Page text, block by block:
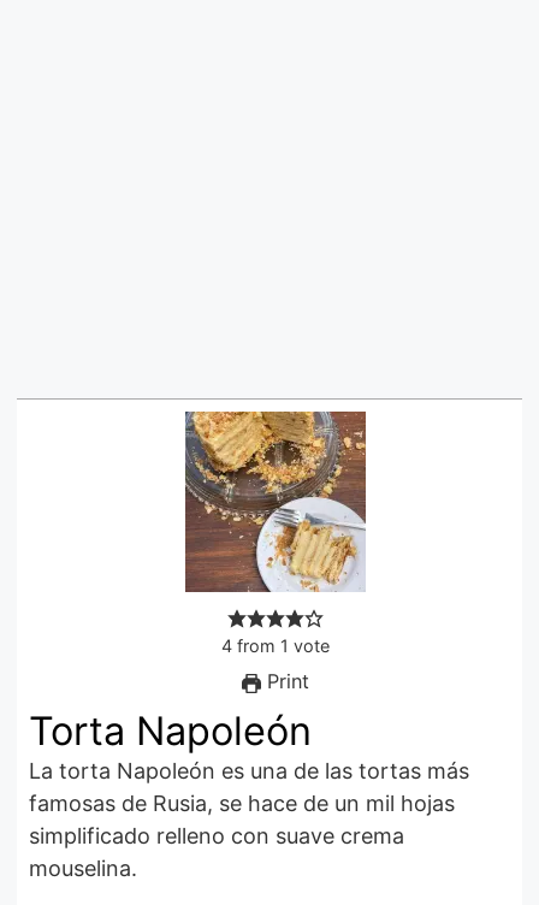
4 from 1 vote
Print
Torta Napoleón
La torta Napoleón es una de las tortas más
famosas de Rusia, se hace de un mil hojas
simplificado relleno con suave crema
mouselina.